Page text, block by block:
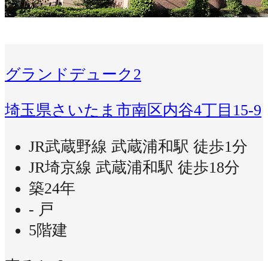
グランドデューク2
埼玉県さいたま市南区内谷4丁目15-9
JR武蔵野線 武蔵浦和駅 徒歩1分
JR埼京線 武蔵浦和駅 徒歩18分
築24年
- 戸
5階建